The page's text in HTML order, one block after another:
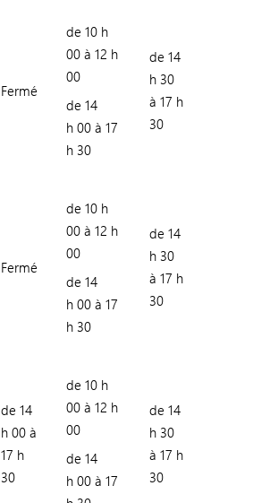
Fermé
de 10 h
00 à 12 h
00
de 14
h 00 à 17
h 30
de 14
h 30
à 17 h
30
Fermé
de 10 h
00 à 12 h
00
de 14
h 00 à 17
h 30
de 14
h 30
à 17 h
30
de 14
h 00 à
17 h
30
de 10 h
00 à 12 h
00
de 14
h 00 à 17
de 14
h 30
à 17 h
30